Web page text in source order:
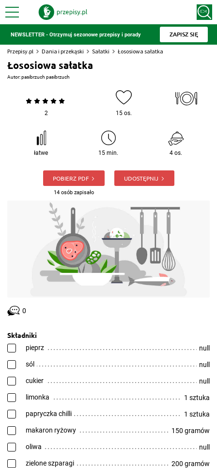
NEWSLETTER - Otrzymuj sezonowe przepisy i porady ZAPISZ SIĘ
Przepisy.pl Dania i przekąski Sałatki Łososiowa sałatka
Łososiowa sałatka
Autor:pasibrzuch pasibrzuch
2 15 os.
łatwe 15 min. 4 os.
POBIERZ PDF
14 osób zapisało
UDOSTĘPNIJ
0
Składniki
pieprz null
sól null
cukier null
limonka 1 sztuka
papryczka chilli 1 sztuka
makaron ryżowy 150 gramów
oliwa null
zielone szparagi 200 gramów